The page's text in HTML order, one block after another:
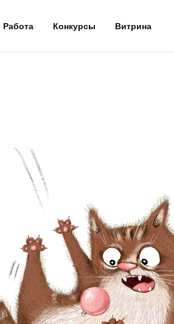
Работа Конкурсы Витрина